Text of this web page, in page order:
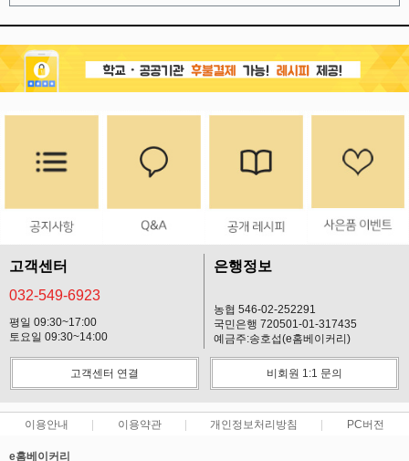
고객센터
032-549-6923
평일 09:30~17:00
토요일 09:30~14:00
은행정보
농협 546-02-252291
국민은행 720501-01-317435
예금주:송호섭(e홈베이커리)
고객센터 연결 비회원 1:1 문의
이용안내 이용약관 개인정보처리방침 PC버전
e홈베이커리